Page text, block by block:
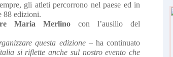
gli atleti percorrono nel paese ed in
88 edizioni.
Maria Merlinocon l’ausilio del
questa edizione – ha continuato
si riflette anche sul nostro evento che